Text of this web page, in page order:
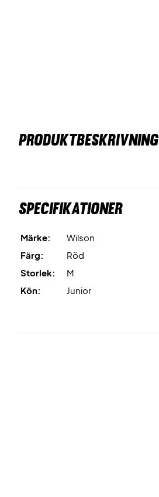
PRODUKTBESKRIVNING
Specifikationer
Märke:
Wilson
Färg:
Röd
Storlek:
M
Kön:
Junior